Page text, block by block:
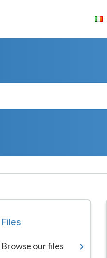
Files
Browse our files